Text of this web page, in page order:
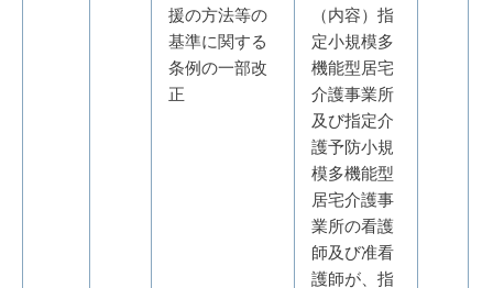
援の方法等の
基準に関する
条例の一部改
正
（内容）指
定小規模多
機能型居宅
介護事業所
及び指定介
護予防小規
模多機能型
居宅介護事
業所の看護
師及び准看
護師が、指